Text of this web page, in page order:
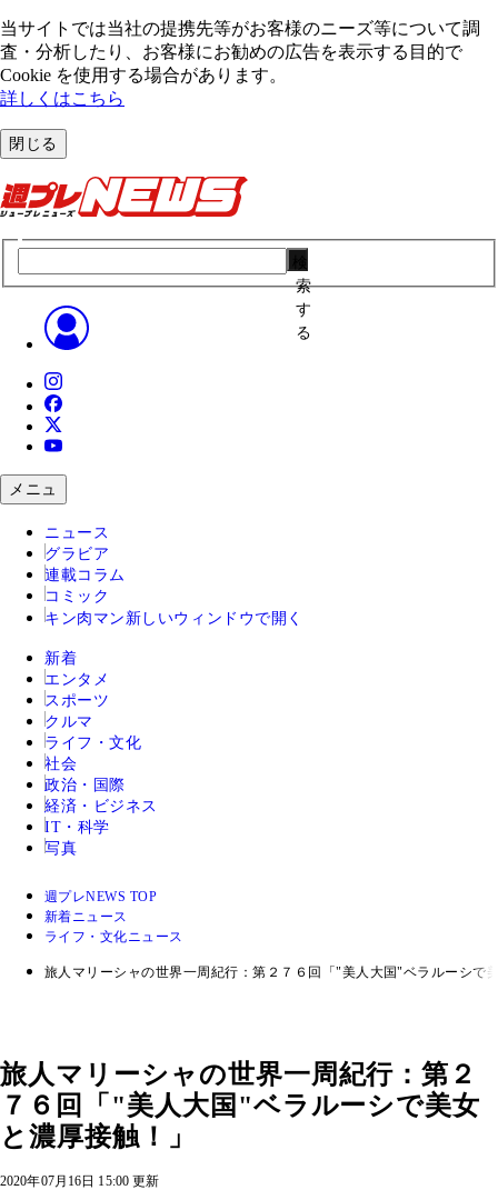
当サイトでは当社の提携先等がお客様のニーズ等について調
査・分析したり、お客様にお勧めの広告を表⽰する⽬的で
Cookie を使⽤する場合があります。
詳しくはこちら
閉じる
索
す
る
メニュ
ニュース
グラビア
連載コラム
コミック
キン肉マン 新しいウィンドウで開く
新着
エンタメ
スポーツ
クルマ
ライフ・文化
社会
政治・国際
経済・ビジネス
IT・科学
写真
週プレNEWS TOP
新着ニュース
ライフ・文化ニュース
旅人マリーシャの世界一周紀行：第２７６回「"美人大国"ベラルーシで
旅人マリーシャの世界一周紀行：第２
７６回「"美人大国"ベラルーシで美女
と濃厚接触！」
2020年07月16日 15:00 更新